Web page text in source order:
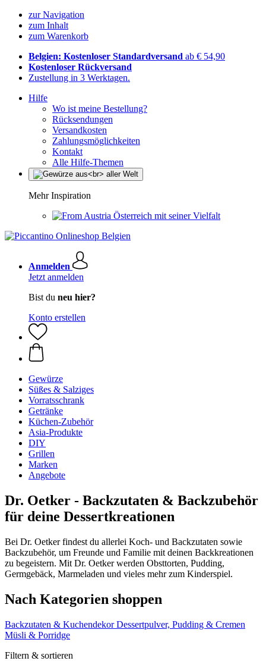
zur Navigation
zum Inhalt
zum Warenkorb
Belgien: Kostenloser Standardversand ab € 54,90
Kostenloser Rückversand
Zustellung in 3 Werktagen.
Hilfe
Wo ist meine Bestellung?
Rücksendungen
Versandkosten
Zahlungsmöglichkeiten
Kontakt
Alle Hilfe-Themen
Mehr Inspiration
Österreich mit seiner Vielfalt
Anmelden
Jetzt anmelden
Bist du neu hier?
Konto erstellen
Gewürze
Süßes & Salziges
Vorratsschrank
Getränke
Küchen-Zubehör
Asia-Produkte
DIY
Grillen
Marken
Angebote
Dr. Oetker - Backzutaten & Backzubehör
für deine Dessertkreationen
Bei Dr. Oetker findest du allerlei Koch- und Backzutaten sowie
Backzubehör, um Freunde und Familie mit deinen Backkreationen
zu begeistern. Mit Dr. Oetker werden Obsttorten, Pudding,
Germgebäck, Marmeladen und vieles mehr zum Kinderspiel.
Nach Kategorien shoppen
Backzutaten & Kuchendekor Dessertpulver, Pudding & Cremen
Müsli & Porridge
Filtern & sortieren